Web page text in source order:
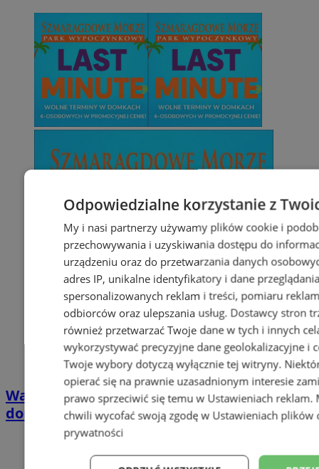
Wakacyjny wypoczynek nad Bałtykiem w
domkach Szmaragdowe Morze
Odpowiedzialne korzystanie z
My i nasi partnerzy używamy plików cookie i
przechowywania i uzyskiwania dostępu do
urządzeniu oraz do przetwarzania danych
adres IP, unikalne identyfikatory i dane
spersonalizowanych reklam i treści, pomiaru
odbiorców oraz ulepszania usług. Dostawcy stron
również przetwarzać Twoje dane w tych i innych
wykorzystywać precyzyjne dane geolokalizacyjne i
Twoje wybory dotyczą wyłącznie tej witryny.
opierać się na prawnie uzasadnionym interesie
prawo sprzeciwić się temu w Ustawieniach reklam.
chwili wycofać swoją zgodę w Ustawieniach plików
prywatności